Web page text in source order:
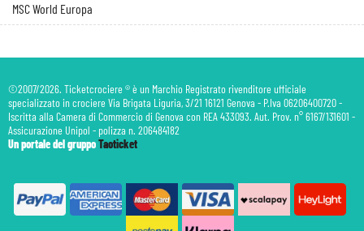
MSC World Europa
©2007/2026. Ticketcrociere ® è un Marchio Registrato rivenditore ufficiale
specializzato in crociere Via Brigata Liguria, 3/21 16121 Genova - P.Iva 06206400720 -
Iscritta alla Camera di Commercio di Genova con REA 433093. Aut. Prov. n° 6167/131601 -
Assicurazione Unipol - polizza n. 206484182
Un portale del gruppoTaoticket